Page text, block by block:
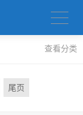
查看分类
尾页